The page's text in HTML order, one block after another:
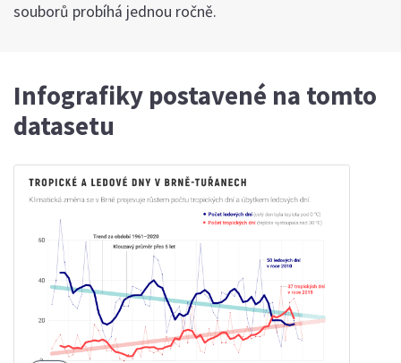
souborů probíhá jednou ročně.
Infografiky postavené na tomto
datasetu